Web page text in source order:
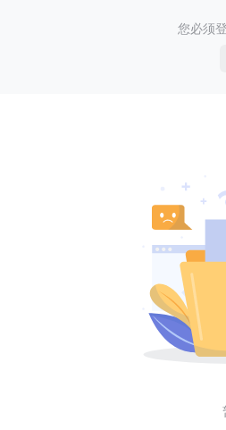
您必须